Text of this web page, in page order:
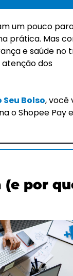
um pouco
prática. Mas
e saúde no
dos
Bolso, você
o Shopee Pay
(e por